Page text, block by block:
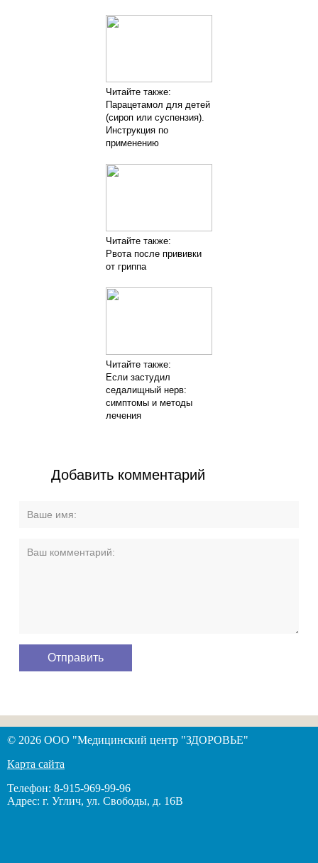
Читайте также:
Парацетамол для детей
(сироп или суспензия).
Инструкция по
применению
Читайте также:
Рвота после прививки
от гриппа
Читайте также:
Если застудил
седалищный нерв:
симптомы и методы
лечения
Добавить комментарий
© 2026 ООО "Медицинский центр "ЗДОРОВЬЕ"
Карта сайта
Телефон: 8-915-969-99-96
Адрес: г. Углич, ул. Свободы, д. 16В